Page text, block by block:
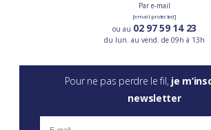
Par e-mail
[email protected]
ou au 02 97 59 14 23
du lun. au vend. de 09h à 13h
Pour ne pas perdre le fil, je
newsletter